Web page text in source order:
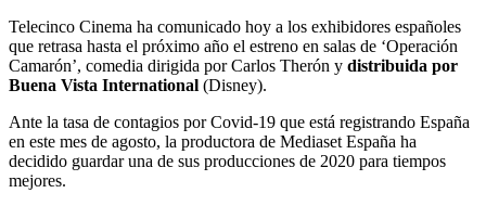
Telecinco Cinema ha comunicado hoy a los exhibidores españoles
que retrasa hasta el próximo año el estreno en salas de ‘Operación
Camarón’, comedia dirigida por Carlos Therón y distribuida por
Buena Vista International (Disney).
Ante la tasa de contagios por Covid-19 que está registrando España
en este mes de agosto, la productora de Mediaset España ha
decidido guardar una de sus producciones de 2020 para tiempos
mejores.